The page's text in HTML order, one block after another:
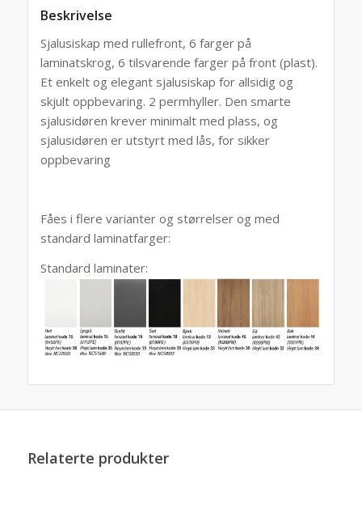
Beskrivelse
Sjalusiskap med rullefront, 6 farger på
laminatskrog, 6 tilsvarende farger på front (plast).
Et enkelt og elegant sjalusiskap for allsidig og
skjult oppbevaring. 2 permhyller. Den smarte
sjalusidøren krever minimalt med plass, og
sjalusidøren er utstyrt med lås, for sikker
oppbevaring
Fåes i flere varianter og størrelser og med
standard laminatfarger:
Standard laminater:
Relaterte produkter